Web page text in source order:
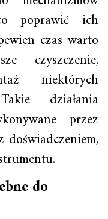
poprawić ich
czas warto
czyszczenie,
niektórych
działania
przez
do